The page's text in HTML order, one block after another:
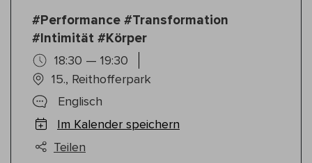
#Performance #Transformation
#Intimität #Körper
18:30 — 19:30
15., Reithofferpark
Englisch
Im Kalender speichern
Teilen